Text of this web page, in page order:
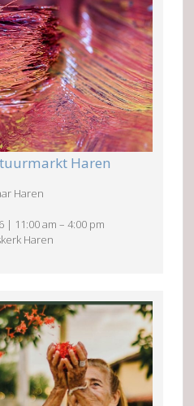
Haren
Haren
| 11:00 am – 4:00 pm
Haren